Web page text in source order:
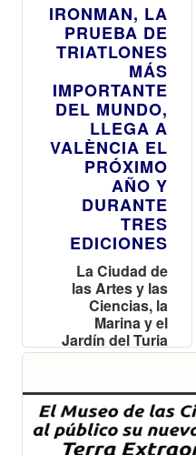
IRONMAN, LA
PRUEBA DE
TRIATLONES
MÁS
IMPORTANTE
DEL MUNDO,
LLEGA A
VALÈNCIA EL
PRÓXIMO
AÑO Y
DURANTE
TRES
EDICIONES
La Ciudad de
las Artes y las
Ciencias, la
Marina y el
Jardín del Turia
serán los
principales de
los circuitos el
próximo 21 de
abril de 2024